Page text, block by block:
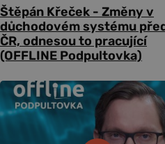
Štěpán Křeček - Změny v
důchodovém systému
ČR, odnesou to pracující
(OFFLINE Podpultovka)